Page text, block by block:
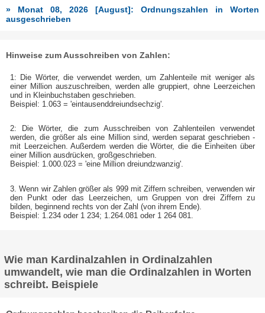
» Monat 08, 2026 [August]: Ordnungszahlen in Worten
ausgeschrieben
Hinweise zum Ausschreiben von Zahlen:
1: Die Wörter, die verwendet werden, um Zahlenteile mit weniger als
einer Million auszuschreiben, werden alle gruppiert, ohne Leerzeichen
und in Kleinbuchstaben geschrieben.
Beispiel: 1.063 = 'eintausenddreiundsechzig'.
2: Die Wörter, die zum Ausschreiben von Zahlenteilen verwendet
werden, die größer als eine Million sind, werden separat geschrieben -
mit Leerzeichen. Außerdem werden die Wörter, die die Einheiten über
einer Million ausdrücken, großgeschrieben.
Beispiel: 1.000.023 = 'eine Million dreiundzwanzig'.
3. Wenn wir Zahlen größer als 999 mit Ziffern schreiben, verwenden wir
den Punkt oder das Leerzeichen, um Gruppen von drei Ziffern zu
bilden, beginnend rechts von der Zahl (von ihrem Ende).
Beispiel: 1.234 oder 1 234; 1.264.081 oder 1 264 081.
Wie man Kardinalzahlen in Ordinalzahlen
umwandelt, wie man die Ordinalzahlen in Worten
schreibt. Beispiele